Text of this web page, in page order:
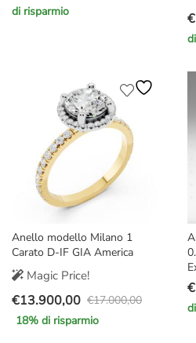
prezzo
prezzo
di risparmio
Il
€
Il
Anello modello Milano 1
Carato D-IF GIA America
Magic Price!
€17.000,00
Il
prezzo
€13.900,00
Il
prezzo
18% di risparmio
Il
€
Il